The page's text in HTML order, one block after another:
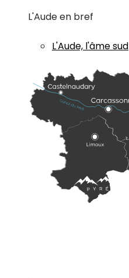
L'Aude en bref
L'Aude, l'âme sud